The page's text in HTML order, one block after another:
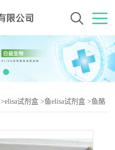
>elisa试剂盒 >鱼elisa试剂盒 >鱼酪